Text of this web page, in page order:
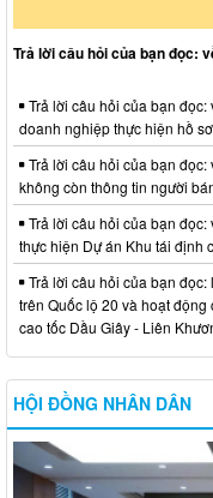
Trả lời câu hỏi của bạn đọc:
Trả lời câu hỏi của bạn
doanh nghiệp thực hiện hồ
Trả lời câu hỏi của bạn
không còn thông tin người
Trả lời câu hỏi của bạn
thực hiện Dự án Khu tái định
Trả lời câu hỏi của bạn
trên Quốc lộ 20 và hoạt
cao tốc Dầu Giây - Liên
HỘI ĐỒNG NHÂN DÂN